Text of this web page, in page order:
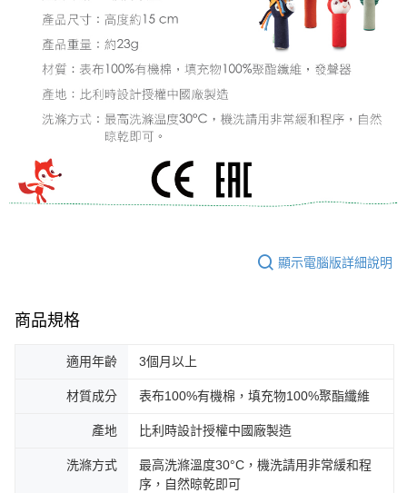
顯示電腦版詳細說明
商品規格
適用年齡 3個月以上
材質成分 表布100%有機棉，填充物100%聚酯纖維
產地 比利時設計授權中國廠製造
洗滌方式
最高洗滌溫度30°C，機洗請用非常緩和程
序，自然晾乾即可